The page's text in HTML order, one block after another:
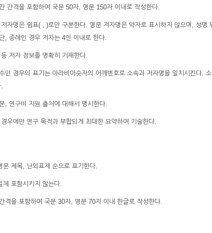
간격을 포함하여 국문 50자, 영문 150자 이내로 작성한다.
자명은 쉼표( , )로만 구분한다. 영문 저자명은 약자로 표시하지 않으며, 성명
, 증례인 경우 저자는 4인 이내로 한다.
저자 정보를 명확히 기재한다.
인 경우의 표기는 아라비아숫자의 어깨번호로 소속과 저자명을 일치시킨다.
, 연구비 지원 출처에 대해서 명시한다.
우에만 연구 목적과 부합되게 최대한 요약하여 기술한다.
문 제목, 난외표제 순으로 표기한다.
포함시키지 않는다.
격을 포함하여 국문 30자, 영문 70자 이내 한글로 작성한다.